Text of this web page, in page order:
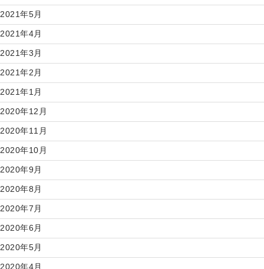
2021年5月
2021年4月
2021年3月
2021年2月
2021年1月
2020年12月
2020年11月
2020年10月
2020年9月
2020年8月
2020年7月
2020年6月
2020年5月
2020年4月